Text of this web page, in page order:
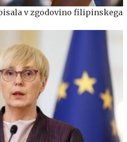
v zgodovino filipinskega